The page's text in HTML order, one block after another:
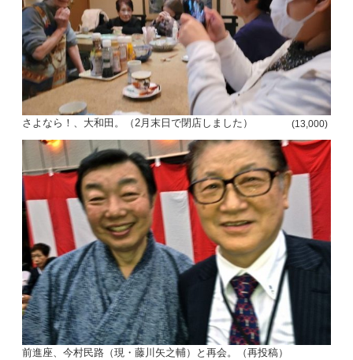
さよなら！、大和田。（2月末日で閉店しました） (13,000)
前進座、今村民路（現・藤川矢之輔）と再会。（再投稿）